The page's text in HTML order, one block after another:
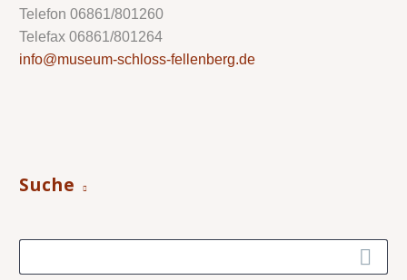
Telefon 06861/801260
Telefax 06861/801264
info@museum-schloss-fellenberg.de
Suche